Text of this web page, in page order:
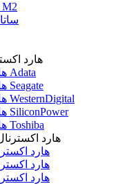
SSD اینترنال M2
حافظه SSD ساتا
هارد
هارد اکسترنال Adata
هارد اکسترنال Seagate
هارد اکسترنال WesternDigital
هارد اکسترنال SiliconPower
هارد اکسترنال Toshiba
هارد
هارد اکسترنال 1
هارد اکسترنال 2
هارد اکسترنال 4